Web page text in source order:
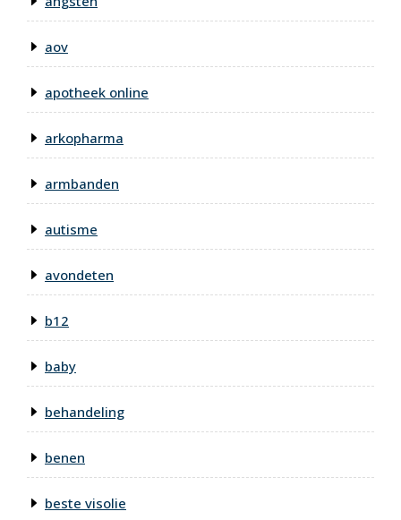
aov
apotheek online
arkopharma
armbanden
autisme
avondeten
b12
baby
behandeling
benen
beste visolie